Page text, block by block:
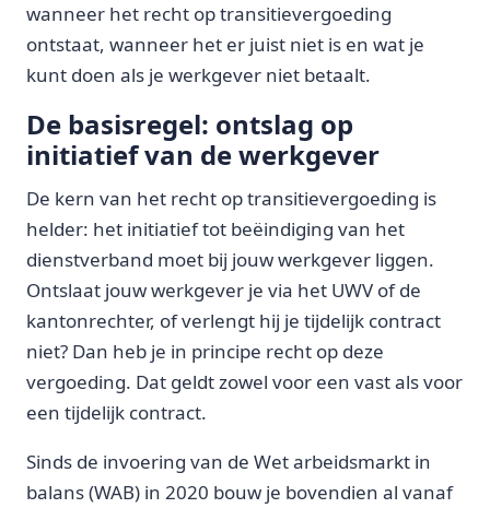
wanneer het recht op transitievergoeding
ontstaat, wanneer het er juist niet is en wat je
kunt doen als je werkgever niet betaalt.
De basisregel: ontslag op
initiatief van de werkgever
De kern van het recht op transitievergoeding is
helder: het initiatief tot beëindiging van het
dienstverband moet bij jouw werkgever liggen.
Ontslaat jouw werkgever je via het UWV of de
kantonrechter, of verlengt hij je tijdelijk contract
niet? Dan heb je in principe recht op deze
vergoeding. Dat geldt zowel voor een vast als voor
een tijdelijk contract.
Sinds de invoering van de Wet arbeidsmarkt in
balans (WAB) in 2020 bouw je bovendien al vanaf